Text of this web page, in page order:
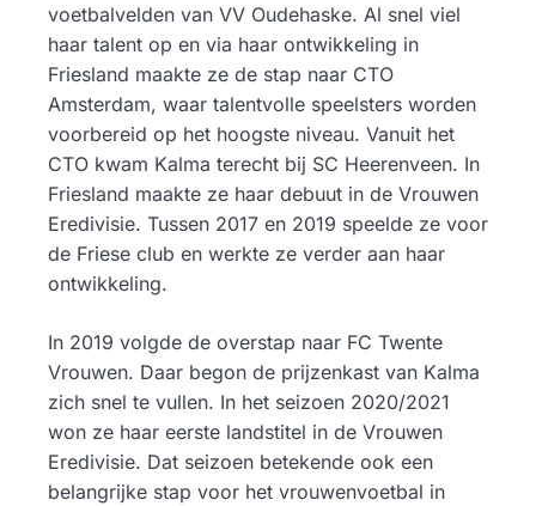
voetbalvelden van VV Oudehaske. Al snel viel
haar talent op en via haar ontwikkeling in
Friesland maakte ze de stap naar CTO
Amsterdam, waar talentvolle speelsters worden
voorbereid op het hoogste niveau. Vanuit het
CTO kwam Kalma terecht bij SC Heerenveen. In
Friesland maakte ze haar debuut in de Vrouwen
Eredivisie. Tussen 2017 en 2019 speelde ze voor
de Friese club en werkte ze verder aan haar
ontwikkeling.
In 2019 volgde de overstap naar FC Twente
Vrouwen. Daar begon de prijzenkast van Kalma
zich snel te vullen. In het seizoen 2020/2021
won ze haar eerste landstitel in de Vrouwen
Eredivisie. Dat seizoen betekende ook een
belangrijke stap voor het vrouwenvoetbal in